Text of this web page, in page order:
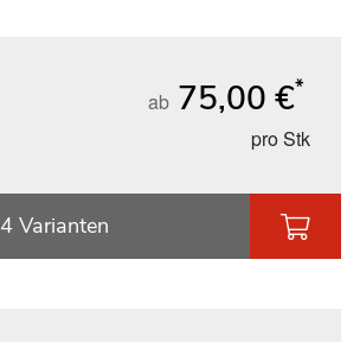
ab 75,00 €*
pro Stk
4 Varianten